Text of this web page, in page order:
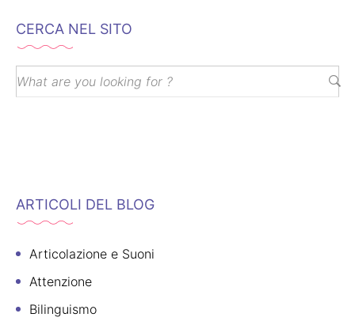
CERCA NEL SITO
ARTICOLI DEL BLOG
Articolazione e Suoni
Attenzione
Bilinguismo